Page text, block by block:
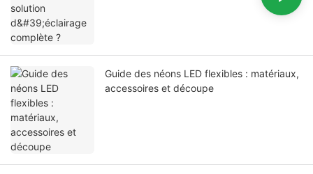
Guide des néons LED flexibles : matériaux,
accessoires et découpe